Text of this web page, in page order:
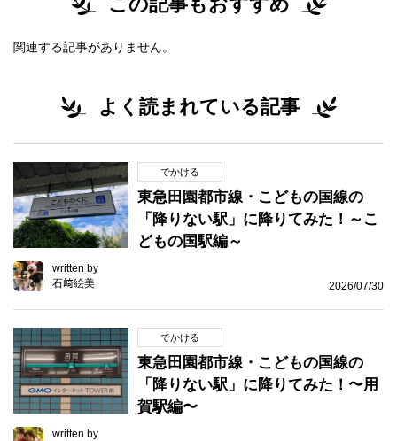
関連する記事がありません。
よく読まれている記事
でかける
東急田園都市線・こどもの国線の
「降りない駅」に降りてみた！～こ
どもの国駅編～
written by
石﨑絵美
2026/07/30
でかける
東急田園都市線・こどもの国線の
「降りない駅」に降りてみた！〜用
賀駅編〜
written by